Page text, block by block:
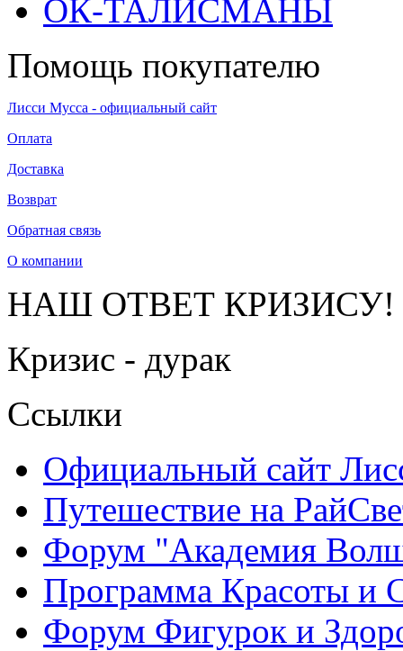
ОК-ТАЛИСМАНЫ
Помощь покупателю
Лисси Мусса - официальный сайт
Оплата
Доставка
Возврат
Обратная связь
О компании
НАШ ОТВЕТ КРИЗИСУ!
Кризис - дурак
Ссылки
Официальный сайт
Путешествие на
Форум "Академия
Программа Красоты и
Форум Фигурок и